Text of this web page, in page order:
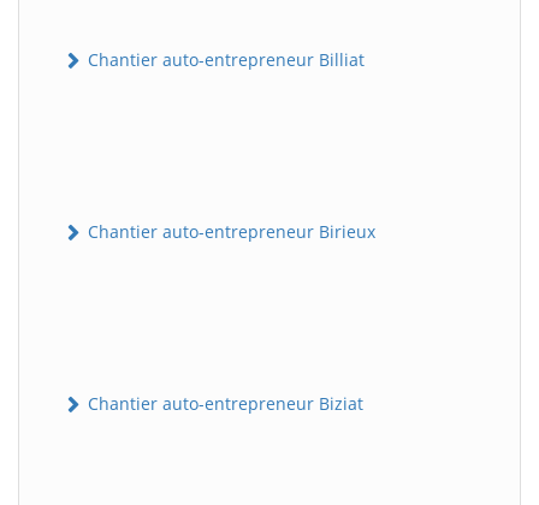
Chantier auto-entrepreneur Billiat
Chantier auto-entrepreneur Birieux
Chantier auto-entrepreneur Biziat